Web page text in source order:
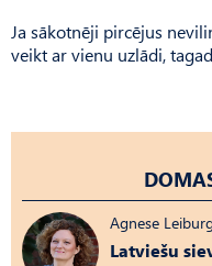
Ja sākotnēji pircējus
veikt ar vienu uzlādi,
Agnese
Latviešu